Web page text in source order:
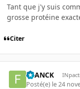
Tant que j'y suis
grosse protéine
Citer
FRANCK
Posté(e) le 24